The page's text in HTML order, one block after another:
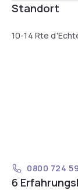
Standort
10-14 Rte
0800 724
6